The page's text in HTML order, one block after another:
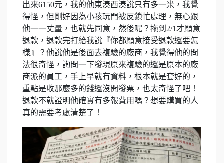
出來6150元，我的他東湊西湊說只有多一米，我覺
得怪，但剛好因為小孩玩門被反鎖忙處理，無心跟
他一一丈量，也就先同意，然後呢？拖到2/1才願意
退款，退款完打給我說『你都願意接受退款還要怎
樣』？他說他是後面去複驗的廠商，我覺得他的問
法很奇怪，詢問一下發現原來複驗的還是原本的廠
商派的員工，手上早就有資料，根本就是套好的，
重點是收那麼多的錢還沒開發票，也太奇怪了吧！
退款不就證明他確實有多報費用嗎？想要購買的人
真的需要考慮清楚了！